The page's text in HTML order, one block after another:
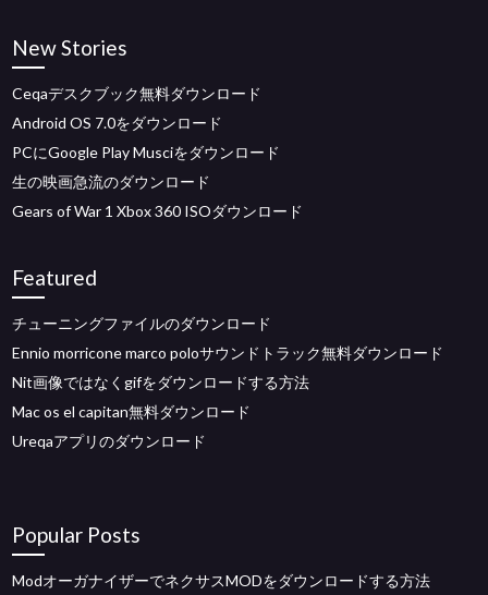
New Stories
Ceqaデスクブック無料ダウンロード
Android OS 7.0をダウンロード
PCにGoogle Play Musciをダウンロード
生の映画急流のダウンロード
Gears of War 1 Xbox 360 ISOダウンロード
Featured
チューニングファイルのダウンロード
Ennio morricone marco poloサウンドトラック無料ダウンロード
Nit画像ではなくgifをダウンロードする方法
Mac os el capitan無料ダウンロード
Ureqaアプリのダウンロード
Popular Posts
ModオーガナイザーでネクサスMODをダウンロードする方法